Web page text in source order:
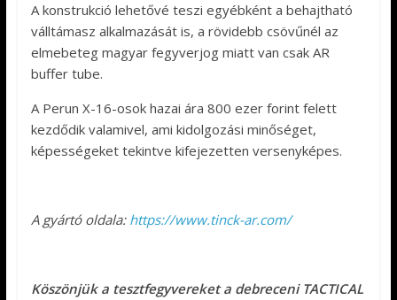
A konstrukció lehetővé teszi egyébként a behajtható
válltámasz alkalmazását is, a rövidebb csövűnél az
elmebeteg magyar fegyverjog miatt van csak AR
buffer tube.
A Perun X-16-osok hazai ára 800 ezer forint felett
kezdődik valamivel, ami kidolgozási minőséget,
képességeket tekintve kifejezetten versenyképes.
A gyártó oldala: https://www.tinck-ar.com/
Köszönjük a tesztfegyvereket a debreceni TACTICAL